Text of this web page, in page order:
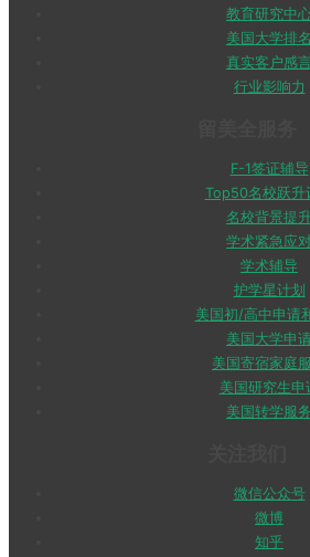
教育研究中
美国大学排名
真实客户感言
行业影响力
F-1签证辅导
Top50名校跃升
名校背景提
学术紧急应
学术辅导
护学星计划
美国初/高中申请
美国大学申
美国寄宿家庭
美国研究生申
美国转学服务
微信公众号
微博
知乎